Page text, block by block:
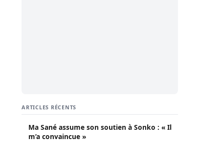
ARTICLES RÉCENTS
Ma Sané assume son soutien à Sonko : « Il
m’a convaincue »